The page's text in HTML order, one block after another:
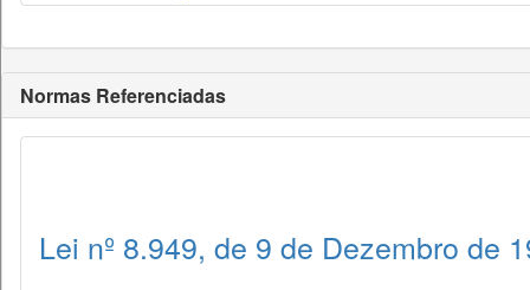
Normas Referenciadas
Lei nº 8.949, de 9 de Dezembro de